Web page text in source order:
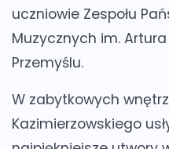
uczniowie Zespołu
Muzycznych im.
Przemyślu.
W zabytkowych
Kazimierzowskiego